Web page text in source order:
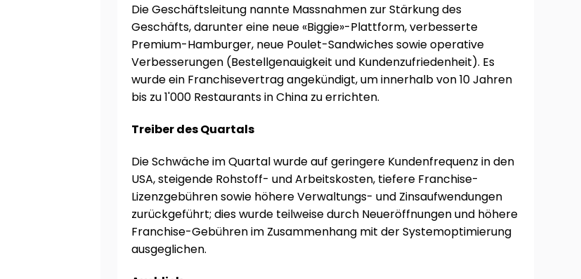
Die Geschäftsleitung nannte Massnahmen zur Stärkung des
Geschäfts, darunter eine neue «Biggie»-Plattform, verbesserte
Premium-Hamburger, neue Poulet-Sandwiches sowie operative
Verbesserungen (Bestellgenauigkeit und Kundenzufriedenheit). Es
wurde ein Franchisevertrag angekündigt, um innerhalb von 10 Jahren
bis zu 1'000 Restaurants in China zu errichten.
Treiber des Quartals
Die Schwäche im Quartal wurde auf geringere Kundenfrequenz in den
USA, steigende Rohstoff- und Arbeitskosten, tiefere Franchise-
Lizenzgebühren sowie höhere Verwaltungs- und Zinsaufwendungen
zurückgeführt; dies wurde teilweise durch Neueröffnungen und höhere
Franchise-Gebühren im Zusammenhang mit der Systemoptimierung
ausgeglichen.